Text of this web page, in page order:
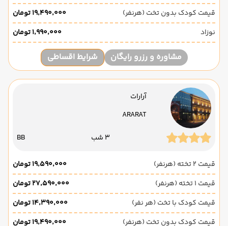
قیمت کودک بدون تخت (هرنفر)
۱۹٬۴۹۰٬۰۰۰ تومان
نوزاد
۱٬۹۹۰٬۰۰۰ تومان
مشاوره و رزرو رایگان شرایط اقساطی
آرارات
ARARAT
3 شب BB
قیمت 2 تخته (هرنفر)
۱۹٬۵۹۰٬۰۰۰ تومان
قیمت 1 تخته (هرنفر)
۲۷٬۵۹۰٬۰۰۰ تومان
قیمت کودک با تخت (هر نفر)
۱۴٬۳۹۰٬۰۰۰ تومان
قیمت کودک بدون تخت (هرنفر)
۱۹٬۴۹۰٬۰۰۰ تومان